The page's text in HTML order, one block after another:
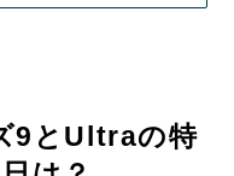
9とUltraの特